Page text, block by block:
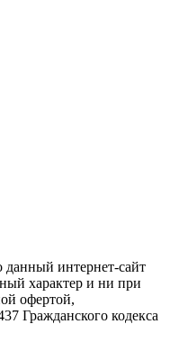
интернет-сайт
характер и ни при
офертой,
Гражданского кодекса